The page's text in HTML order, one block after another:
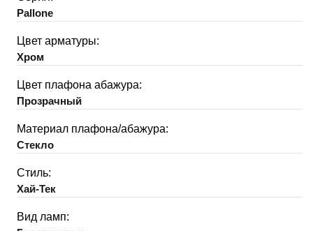
Pallone
Цвет арматуры:
Хром
Цвет плафона абажура:
Прозрачный
Материал плафона/абажура:
Стекло
Стиль:
Хай-Тек
Вид ламп: